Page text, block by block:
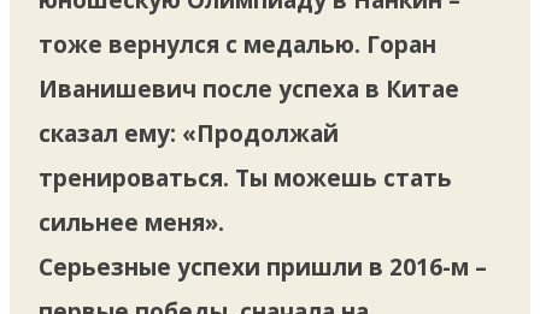
тоже вернулся с медалью. Горан
Иванишевич после успеха в Китае
сказал ему: «Продолжай
тренироваться. Ты можешь стать
сильнее меня».
Серьезные успехи пришли в 2016-м –